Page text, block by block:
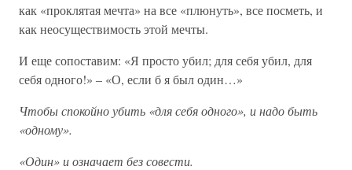
как «проклятая мечта» на все «плюнуть», все посметь, и
как неосуществимость этой мечты.
И еще сопоставим: «Я просто убил; для себя убил, для
себя одного!» – «О, если б я был один…»
Чтобы спокойно убить «для себя одного», и надо быть
«одному».
«Один» и означает без совести.